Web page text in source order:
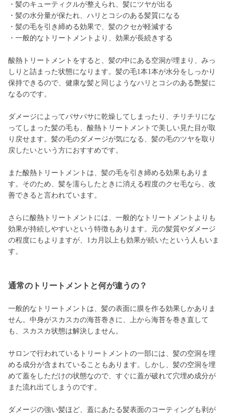
・髪のキューティクルが整えられ、髪にツヤが出る
・髪の水分量が保たれ、ハリとコシのある髪質になる
・髪の毛を引き締める効果で、髪のクセが軽減する
・一般的なトリートメントより、効果が長続きする
酸熱トリートメントをすると、髪の中にある空洞が埋まり、みっ
しりと詰まった状態になります。髪の毛1本1本が水分をしっかり
保持できるので、健康な髪と同じようなハリとコシのある艶髪に
なるのです。
ダメージによってパサパサに乾燥してしまったり、チリチリにな
ってしまった髪の毛も、酸熱トリートメントで美しい見た目が取
り戻せます。髪の毛のダメージが気になる、髪の毛のツヤを取り
戻したいという方におすすめです。
また酸熱トリートメントは、髪の毛を引き締める効果もありま
す。そのため、髪を濡らしたときに消える程度のクセ毛なら、改
善できると言われています。
さらに酸熱トリートメントには、一般的なトリートメントよりも
効果が持続しやすいという特徴もあります。元の髪質やダメージ
の程度にもよりますが、1カ月以上も効果が続いたという人もいま
す。
通常のトリートメントと何が違うの？
一般的なトリートメントは、髪の表面に膜を作る効果しかありま
せん。中身がスカスカの海苔巻きに、上から海苔を巻き直して
も、スカスカ状態は解決しません。
サロンで行われているトリートメントの一部には、髪の空洞を埋
める成分が含まれていることもあります。しかし、髪の空洞を埋
めて蓋をしただけの状態なので、すぐに蓋が破れて穴埋め成分が
また流れ出てしまうのです。
ダメージの強い髪ほど、蓋にあたる髪表面のコーティングも剥が